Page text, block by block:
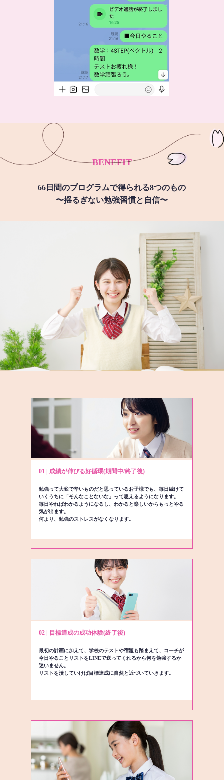
BENEFIT
66日間のプログラムで得られる8つのもの
〜揺るぎない勉強習慣と自信〜
01 | 成績が伸びる好循環(期間中/終了後)
勉強って大変で辛いものだと思っているお子様でも、毎日続けて
いくうちに「そんなことないな」って思えるようになります。
毎日やればわかるようになるし、わかると楽しいからもっとやる
気が出ます。
何より、勉強のストレスがなくなります。
02 | 目標達成の成功体験(終了後)
最初の計画に加えて、学校のテストや宿題も踏まえて、コーチが
今日やることリストをLINEで送ってくれるから何を勉強するか
迷いません。
リストを潰していけば目標達成に自然と近づいていきます。